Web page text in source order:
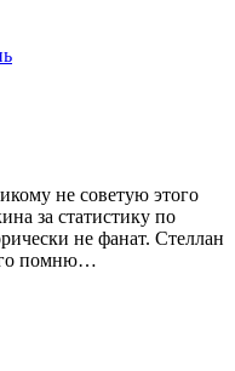
не советую этого
за статистику по
не фанат. Стеллан
помню…